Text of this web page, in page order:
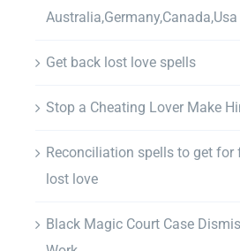
Australia,Germany,Canada,Usa
Get back lost love spells
Stop a Cheating Lover Make
Reconciliation spells to get for
lost love
Black Magic Court Case